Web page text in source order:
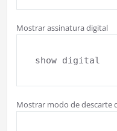
Mostrar assinatura digital
show digital
Mostrar modo de descarte